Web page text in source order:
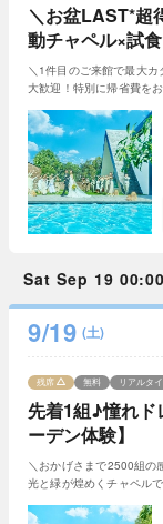
＼お盆LAST*超
動チャペル×試食
＼1件目のご来館で最大
大歓迎！特別に帰省費を
Sat Sep 19
9/19 (土)
先着1組♪憧れド
ーデン体験】
残席 無料 リアルタ
＼おかげさまで2500組
光と緑が煌めくチャペル